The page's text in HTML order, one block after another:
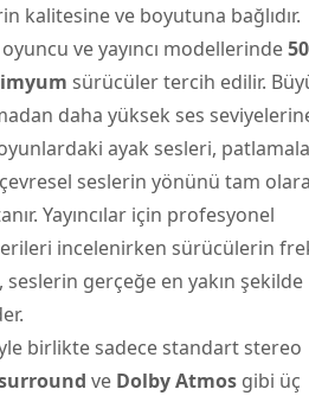
kalitesine ve boyutuna bağlıdır.
ve yayıncı modellerinde
sürücüler tercih edilir.
daha yüksek ses
ayak sesleri,
seslerin yönünü tam
Yayıncılar için profesyonel
incelenirken sürücülerin
seslerin gerçeğe en yakın şekilde
birlikte sadece standart stereo
ve Dolby Atmos gibi üç